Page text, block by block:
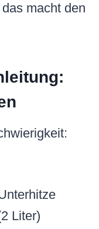
macht den
Liter)